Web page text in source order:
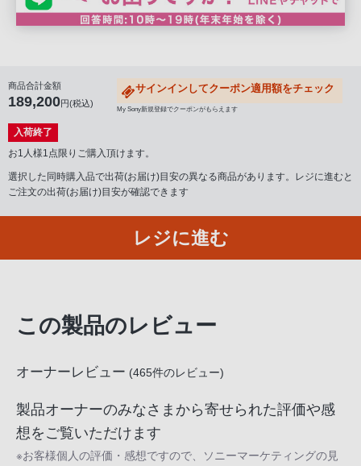
商品合計金額
189,200円(税込)
サインインしてクーポン適用額をチェック
My Sony新規登録でクーポンがもらえます
入荷終了
お1人様1点限りご購入頂けます。
選択した同時購入品で出荷(お届け)目安の異なる商品があります。レジに進むと
ご注文の出荷(お届け)目安が確認できます
レジに進む
この製品のレビュー
オーナーレビュー (465件のレビュー)
製品オーナーのみなさまから寄せられた評価や感
想をご覧いただけます
※お客様個人の評価・感想ですので、ソニーマーケティングの見